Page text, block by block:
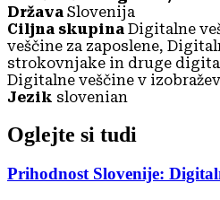
Država Slovenija
Ciljna skupina Digitalne
veščine za zaposlene,
strokovnjake in druge
Digitalne veščine v
Jezik slovenian
Oglejte si tudi
Prihodnost Slovenije: